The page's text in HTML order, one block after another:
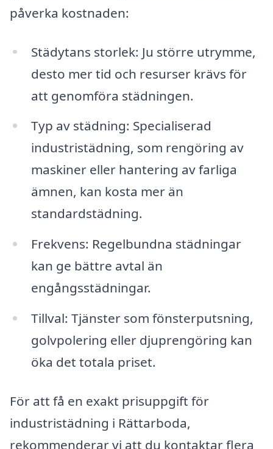
påverka kostnaden:
Städytans storlek: Ju större utrymme,
desto mer tid och resurser krävs för
att genomföra städningen.
Typ av städning: Specialiserad
industristädning, som rengöring av
maskiner eller hantering av farliga
ämnen, kan kosta mer än
standardstädning.
Frekvens: Regelbundna städningar
kan ge bättre avtal än
engångsstädningar.
Tillval: Tjänster som fönsterputsning,
golvpolering eller djuprengöring kan
öka det totala priset.
För att få en exakt prisuppgift för
industristädning i Rättarboda,
rekommenderar vi att du kontaktar flera